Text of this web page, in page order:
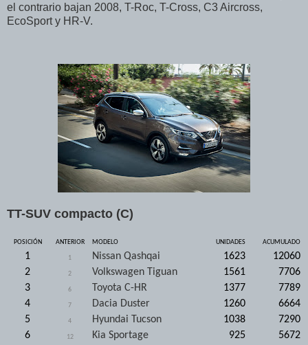
el contrario bajan 2008, T-Roc, T-Cross, C3 Aircross,
EcoSport y HR-V.
TT-SUV compacto (C)
POSICIÓN ANTERIOR MODELO UNIDADES ACUMULADO
1 1 Nissan Qashqai 1623
12060
2
2 Volkswagen Tiguan 1561
7706
3
6 Toyota C-HR 1377
7789
4
7 Dacia Duster 1260
6664
5
4 Hyundai Tucson 1038
7290
6
12 Kia Sportage 925
5672